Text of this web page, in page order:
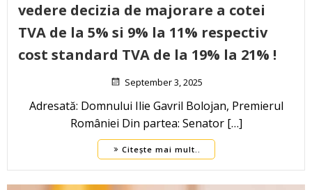
vedere decizia de majorare a cotei
TVA de la 5% si 9% la 11% respectiv
cost standard TVA de la 19% la 21% !
September 3, 2025
Adresată: Domnului Ilie Gavril Bolojan, Premierul
României Din partea: Senator […]
Citește mai mult..